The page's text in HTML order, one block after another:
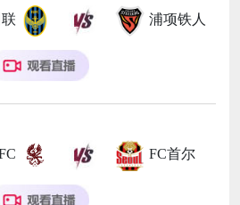
浦项铁人
FC首尔